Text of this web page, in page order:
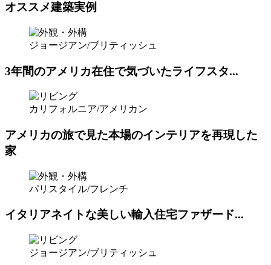
オススメ建築実例
ジョージアン/ブリティッシュ
3年間のアメリカ在住で気づいたライフスタ...
カリフォルニア/アメリカン
アメリカの旅で見た本場のインテリアを再現した
家
パリスタイル/フレンチ
イタリアネイトな美しい輸入住宅ファザード...
ジョージアン/ブリティッシュ